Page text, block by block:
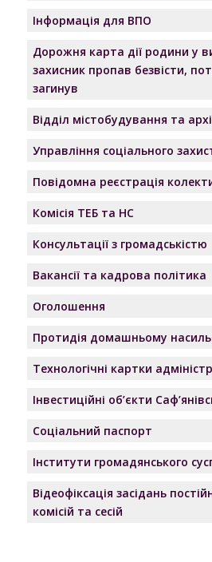
Інформація для ВПО
Дорожня карта дії родини у
захисник пропав безвісти,
загинув
Відділ містобудування та
Управління соціального
Повідомна реєстрація
Комісія ТЕБ та НС
Консультації з громадськістю
Вакансії та кадрова політика
Оголошення
Протидія домашньому
Технологічні картки
Інвестиційні об’єкти
Соціальний паспорт
Інститути громадянського
Відеофіксація засідань
комісій та сесій